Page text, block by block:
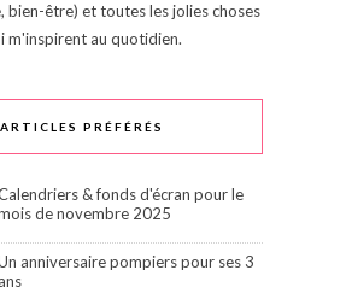
bien-être) et toutes les jolies choses
m'inspirent au quotidien.
ARTICLES PRÉFÉRÉS
& fonds d'écran pour le
de novembre 2025
anniversaire pompiers pour ses 3
ans